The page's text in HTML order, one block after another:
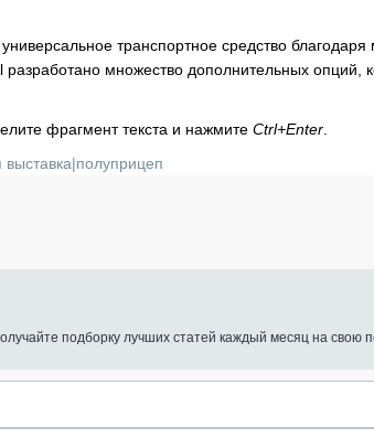
транспортное средство
множество дополнительных опций,
фрагмент текста и нажмите Ctrl+Enter
|полуприцеп
подборку лучших статей каждый месяц на свою